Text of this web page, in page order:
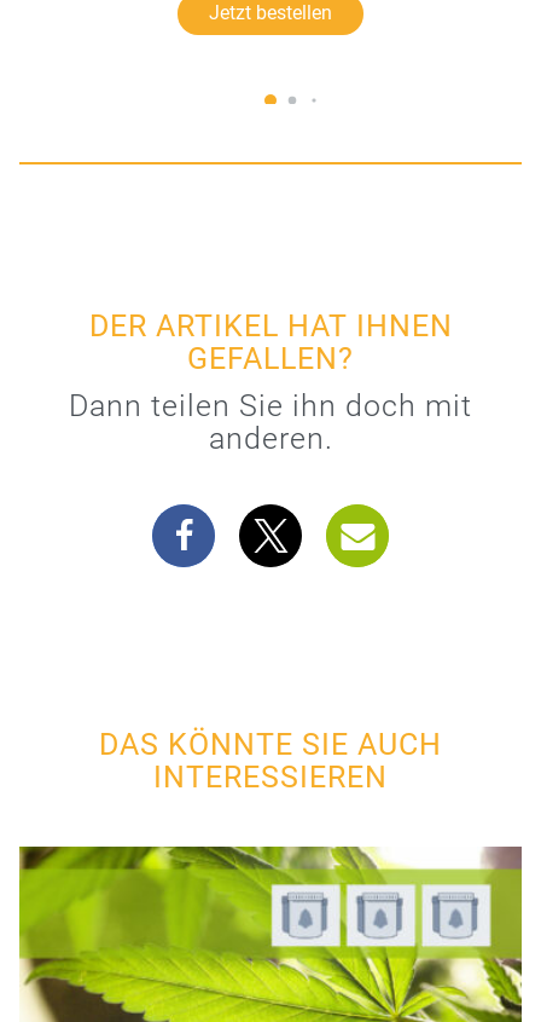
Jetzt bestellen
DER ARTIKEL HAT IHNEN
GEFALLEN?
Dann teilen Sie ihn doch mit
anderen.
DAS KÖNNTE SIE AUCH
INTERESSIEREN